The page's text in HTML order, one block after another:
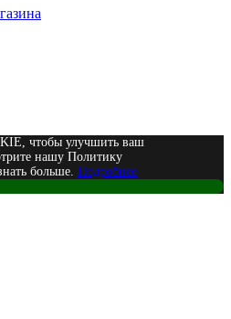
чтобы улучшить ваш
нашу Политику
больше. Подробнее